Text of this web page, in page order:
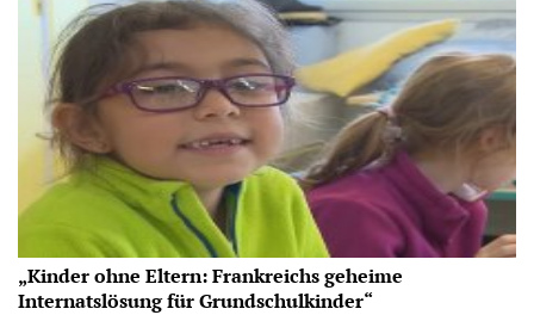
„Kinder ohne Eltern: Frankreichs geheime
Internatslösung für Grundschulkinder“